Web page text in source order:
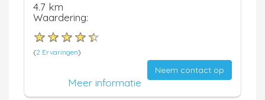
4.7 km
Waardering:
(2 Ervaringen)
Neem contact op
Meer informatie